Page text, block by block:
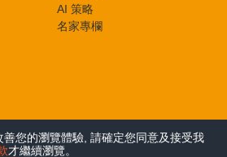
您的瀏覽體驗, 請確定您同意及接受我
才繼續瀏覽。
AI 策略
名家專欄
Reserved.